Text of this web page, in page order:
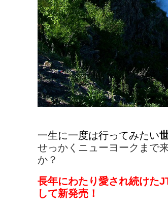
一生に一度は行ってみたい
せっかくニューヨークまで
か？
長年にわたり愛され続けた
して新発売！